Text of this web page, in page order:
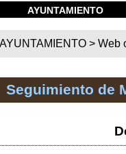
AYUNTAMIENTO
AYUNTAMIENTO > Web
Seguimiento de